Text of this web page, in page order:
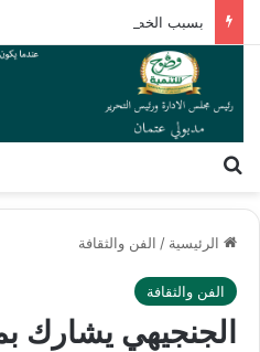
الرئيسية / الفن والثقافة
الفن والثقافة
الجنجيهي يشارك